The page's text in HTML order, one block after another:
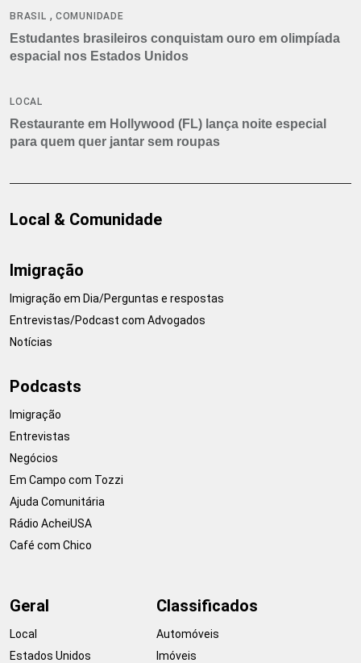
BRASIL , COMUNIDADE
Estudantes brasileiros conquistam ouro em olimpíada
espacial nos Estados Unidos
LOCAL
Restaurante em Hollywood (FL) lança noite especial
para quem quer jantar sem roupas
Local & Comunidade
Imigração
Imigração em Dia/Perguntas e respostas
Entrevistas/Podcast com Advogados
Notícias
Podcasts
Imigração
Entrevistas
Negócios
Em Campo com Tozzi
Ajuda Comunitária
Rádio AcheiUSA
Café com Chico
Geral
Local
Estados Unidos
Classificados
Automóveis
Imóveis